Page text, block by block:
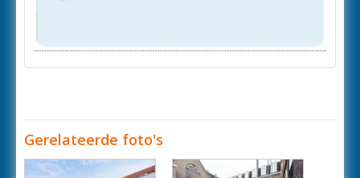
Gerelateerde foto's